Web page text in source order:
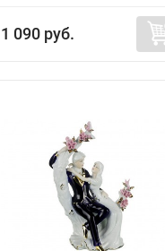
1 090 руб.